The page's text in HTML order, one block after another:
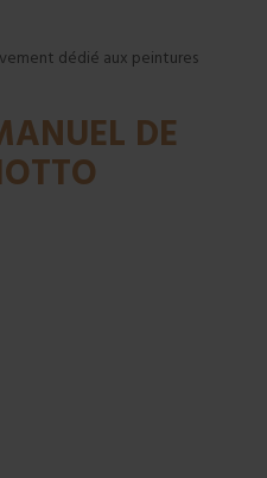
dédié aux peintures
DE